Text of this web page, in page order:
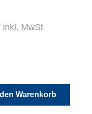
inkl. MwSt
den Warenkorb